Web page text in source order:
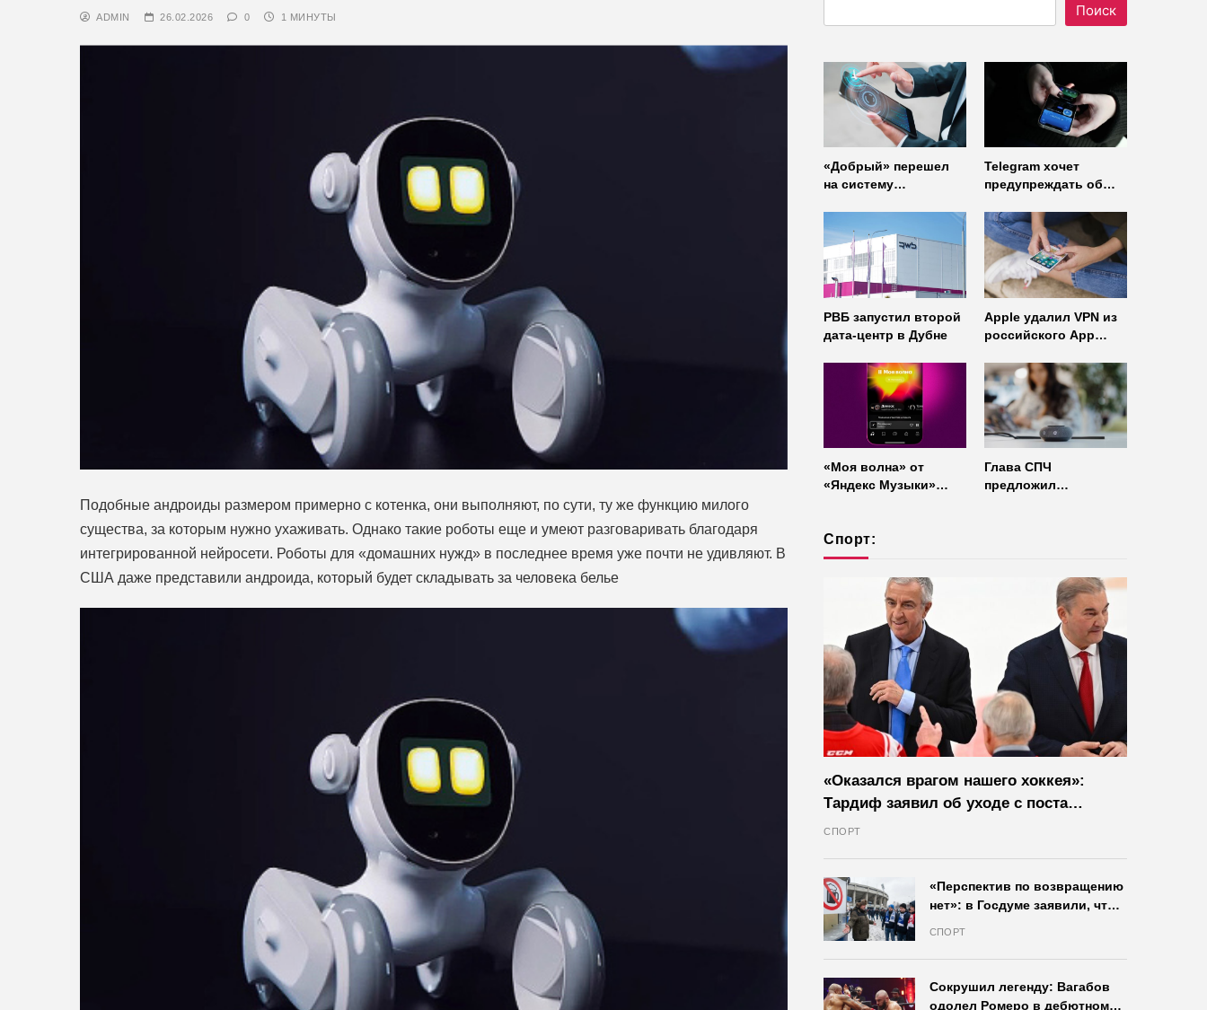
ADMIN 26.02.2026 0 1 МИНУТЫ
Подобные андроиды размером примерно с котенка, они выполняют, по сути, ту же функцию милого
существа, за которым нужно ухаживать. Однако такие роботы еще и умеют разговаривать благодаря
интегрированной нейросети. Роботы для «домашних нужд» в последнее время уже почти не удивляют. В
США даже представили андроида, который будет складывать за человека белье
Поиск
«Добрый» перешел
на систему
«Газинформсервис»
Telegram хочет
предупреждать об
неофициальных
клиентов
мессенджера
РВБ запустил второй
дата-центр в Дубне
Apple удалил VPN из
российского App
«Моя волна» от
«Яндекс Музыки»
Глава СПЧ
предложил
Спорт:
«Оказался врагом нашего хоккея»:
Тардиф заявил об уходе с поста
президента IIHF в октябре
СПОРТ
«Перспектив по возвращению
нет»: в Госдуме заявили, что
СПОРТ
Сокрушил легенду: Вагабов
одолел Ромеро в дебютном